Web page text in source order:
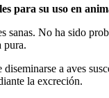
para su uso en
sanas. No ha sido
pura.
a aves
la excreción.